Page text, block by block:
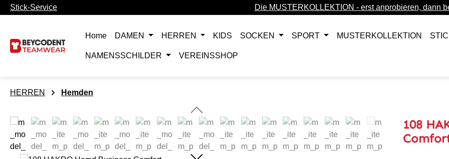
Hauptinhalt springen
Zur Suche springen
Zur Hauptnavigation springen
Stick-Service Die MUSTERKOLLEKTION - erst anprobieren, dann
Home DAMEN HERREN KIDS SOCKEN SPORT MUSTERKOLLEKTION
NAMENSSCHILDER VEREINSSHOP
HERREN Hemden
Bildergalerie überspringen
108